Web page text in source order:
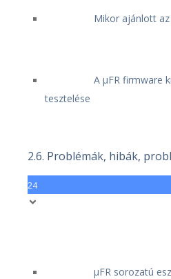
Mikor ajánlott
A μFR firmware
tesztelése
2.6. Problémák, hibák,
24
μFR sorozatú